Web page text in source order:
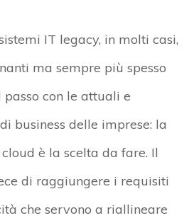
IT legacy, in molti casi,
ma sempre più spesso
con le attuali e
business delle imprese: la
è la scelta da fare. Il
di raggiungere i requisiti
che servono a riallineare